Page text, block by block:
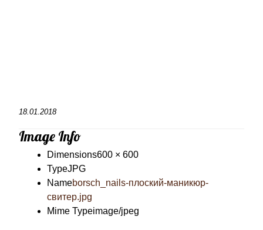
18.01.2018
Image Info
Dimensions600 × 600
TypeJPG
Nameborsch_nails-плоский-маникюр-
свитер.jpg
Mime Typeimage/jpeg